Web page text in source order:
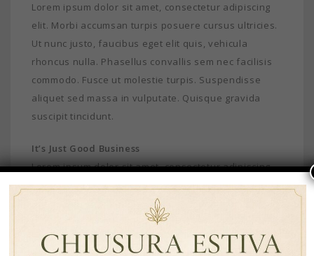
Lorem ipsum dolor sit amet, consectetur adipiscing
elit. Morbi accumsan turpis posuere cursus ultricies.
Ut nunc justo, faucibus eget elit quis, vehicula
rhoncus nulla. Phasellus convallis sem nec facilisis
commodo. Fusce ut molestie turpis. Suspendisse
aliquet sed massa in vulputate. Quisque gravida
suscipit tincidunt.
It’s Just Good Business
Lorem ipsum dolor sit amet, consectetur adipiscing
elit. Morbi accumsan turpis posuere cursus ultricies.
Ut nunc justo, faucibus eget elit quis, vehicula
rhoncus nulla. Phasellus convallis sem nec facilisis
commodo. Fusce ut molestie turpis. Suspendisse